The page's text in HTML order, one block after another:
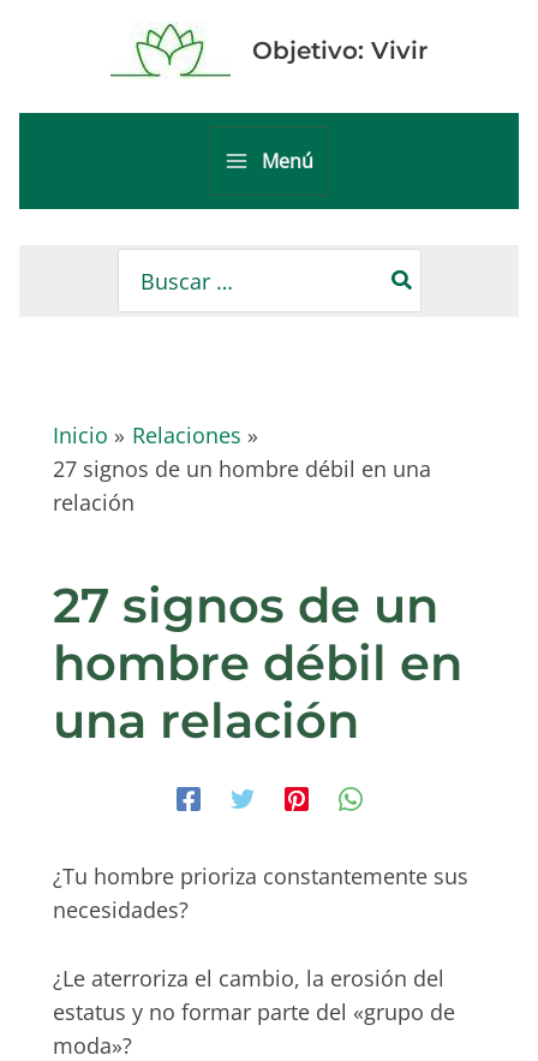
contenido
Objetivo: Vivir
Main
Menu
Menú
por:
Inicio
Relaciones
27 signos de un hombre débil en una
relación
27 signos de un
hombre débil en
una relación
¿Tu hombre prioriza constantemente sus
necesidades?
¿Le aterroriza el cambio, la erosión del
estatus y no formar parte del «grupo de
moda»?